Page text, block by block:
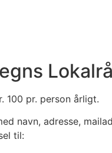
100 pr. person årligt.
navn, adresse,
til: